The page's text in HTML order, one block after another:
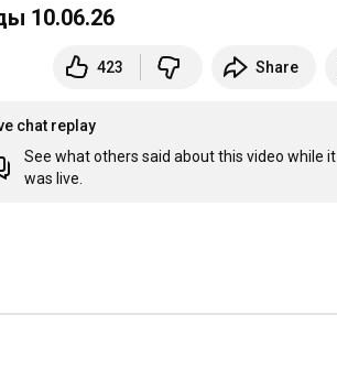
10.06.26
423 Share
chat replay
See what others said about this video while it
was live.